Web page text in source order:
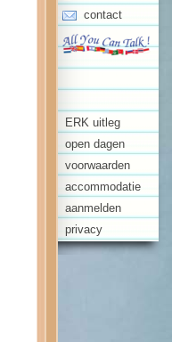
contact
ERK uitleg
open dagen
voorwaarden
accommodatie
aanmelden
privacy